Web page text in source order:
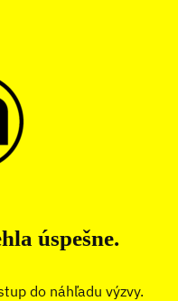
úspešne.
do náhľadu výzvy.